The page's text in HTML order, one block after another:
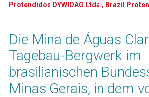
Die Mina de Águas
Tagebau-Bergwerk im
brasilianischen
Minas Gerais, in dem
Protendidos DYWIDAG Ltda., Brazil